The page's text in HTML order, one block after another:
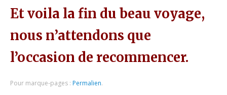
Et voila la fin du beau voyage,
nous n’attendons que
l’occasion de recommencer.
Pour marque-pages : Permalien.